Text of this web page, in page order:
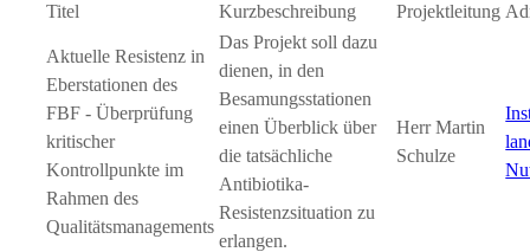
Titel Kurzbeschreibung Projektleitung
Aktuelle Resistenz in
Eberstationen des
FBF - Überprüfung
kritischer
Kontrollpunkte im
Rahmen des
Qualitätsmanagements
Das Projekt soll dazu
dienen, in den
Besamungsstationen
einen Überblick über
die tatsächliche
Antibiotika-
Resistenzsituation zu
erlangen.
Herr Martin
Schulze